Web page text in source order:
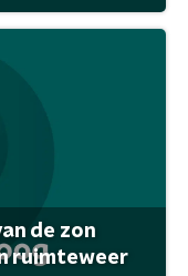
de zon
ruimteweer